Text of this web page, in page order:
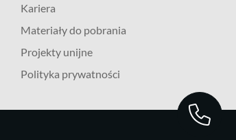
566 566 005
Kariera
Materiały do pobrania
Projekty unijne
Polityka prywatności